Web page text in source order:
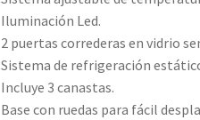
Iluminación Led.
2 puertas correderas en vidrio
Sistema de refrigeración
Incluye 3 canastas.
Base con ruedas para fácil